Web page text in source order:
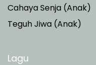
Cahaya Senja (Anak)
Teguh Jiwa (Anak)
Lagu